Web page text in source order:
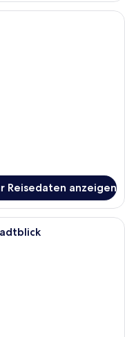
mit Hochhäusern,
Reisedaten anzeigen
mit Bett,